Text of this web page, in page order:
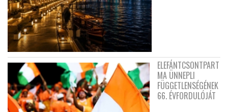
ELEFÁNTCSONTPART
MA ÜNNEPLI
FÜGGETLENSÉGÉNEK
66. ÉVFORDULÓJÁT